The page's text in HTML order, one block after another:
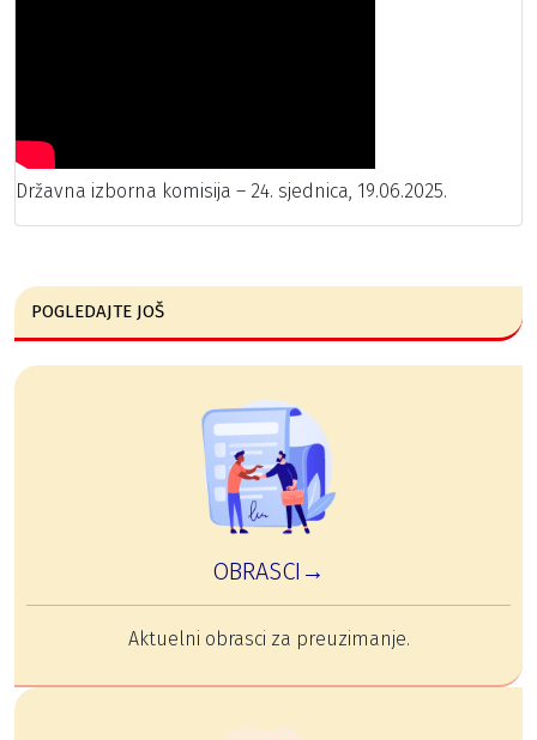
Državna izborna komisija – 24. sjednica, 19.06.2025.
POGLEDAJTE JOŠ
OBRASCI→
Aktuelni obrasci za preuzimanje.